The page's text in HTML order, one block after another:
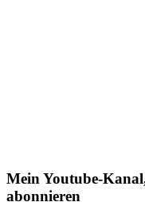
Mein Youtube-
abonnieren